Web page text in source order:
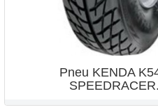
Pneu KENDA